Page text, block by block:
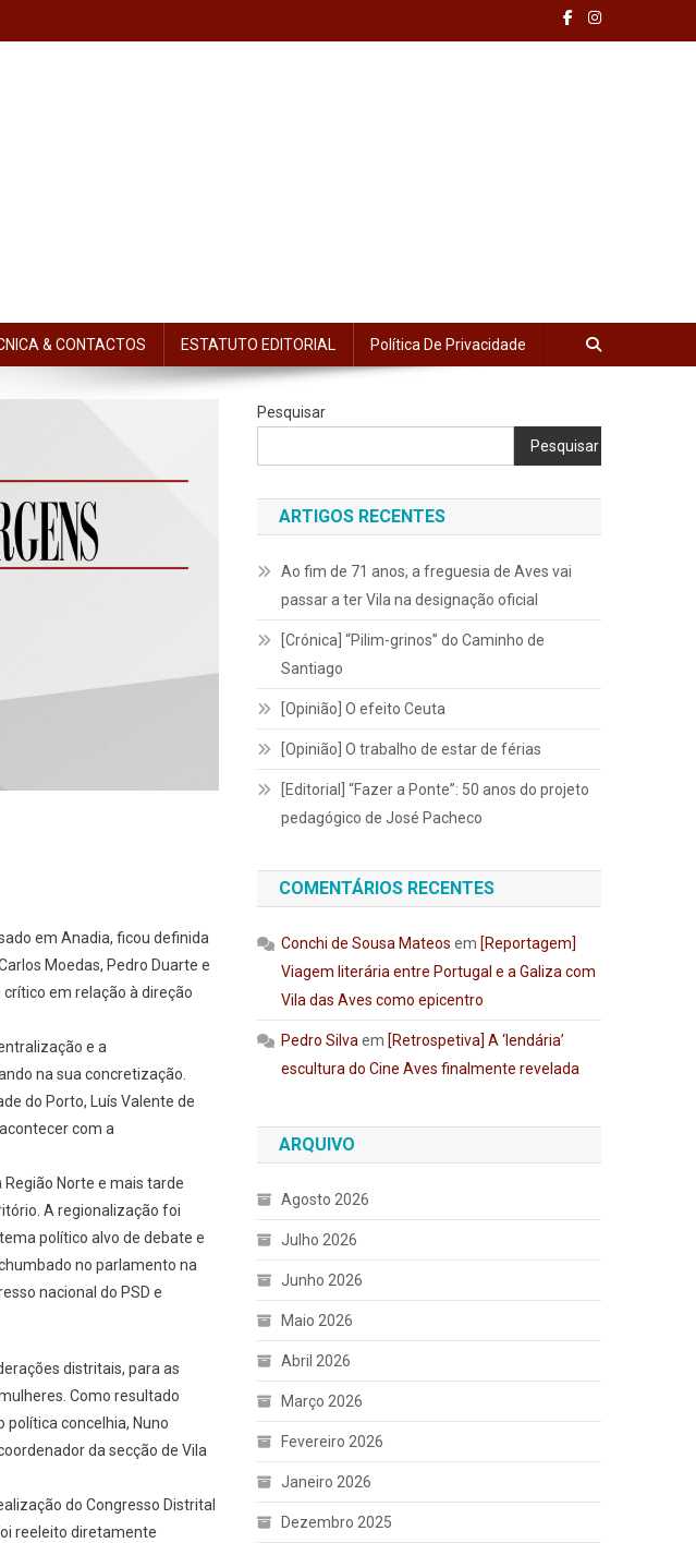
& CONTACTOS ESTATUTO EDITORIAL Política De Privacidade
em Anadia, ficou definida
Moedas, Pedro Duarte e
em relação à direção
e a
na sua concretização.
do Porto, Luís Valente de
com a
Norte e mais tarde
A regionalização foi
político alvo de debate e
no parlamento na
nacional do PSD e
distritais, para as
Como resultado
concelhia, Nuno
da secção de Vila
do Congresso Distrital
reeleito diretamente
Pesquisar
Pesquisar
ARTIGOS RECENTES
Ao fim de 71 anos, a freguesia de Aves vai
passar a ter Vila na designação oficial
[Crónica] “Pilim-grinos” do Caminho de
Santiago
[Opinião] O efeito Ceuta
[Opinião] O trabalho de estar de férias
[Editorial] “Fazer a Ponte”: 50 anos do projeto
pedagógico de José Pacheco
COMENTÁRIOS RECENTES
Conchi de Sousa Mateos em [Reportagem]
Viagem literária entre Portugal e a Galiza com
Vila das Aves como epicentro
Pedro Silva em [Retrospetiva] A ‘lendária’
escultura do Cine Aves finalmente revelada
ARQUIVO
Agosto 2026
Julho 2026
Junho 2026
Maio 2026
Abril 2026
Março 2026
Fevereiro 2026
Janeiro 2026
Dezembro 2025